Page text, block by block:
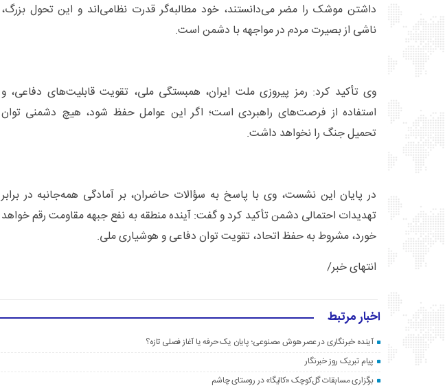
داشتن موشک را مضر می‌دانستند، خود مطالبه‌گر قدرت نظامی‌اند و این تحول بزرگ،
ناشی از بصیرت مردم در مواجهه با دشمن است.
وی تأکید کرد: رمز پیروزی ملت ایران، همبستگی ملی، تقویت قابلیت‌های دفاعی، و
استفاده از فرصت‌های راهبردی است؛ اگر این عوامل حفظ شود، هیچ دشمنی توان
تحمیل جنگ را نخواهد داشت.
در پایان این نشست، وی با پاسخ به سؤالات حاضران، بر آمادگی همه‌جانبه در برابر
تهدیدات احتمالی دشمن تأکید کرد و گفت: آینده منطقه به نفع جبهه مقاومت رقم خواهد
خورد، مشروط به حفظ اتحاد، تقویت توان دفاعی و هوشیاری ملی.
انتهای خبر/
اخبار مرتبط
آینده خبرنگاری در عصر هوش مصنوعی؛ پایان یک حرفه یا آغاز فصلی تازه؟
پیام تبریک روز خبرنگار
برگزاری مسابقات گل‌کوچک «کالیگا» در روستای چاشم